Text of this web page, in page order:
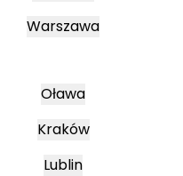
Warszawa
Oława
Kraków
Lublin